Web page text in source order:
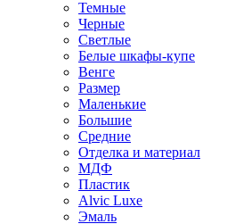
Темные
Черные
Светлые
Белые шкафы-купе
Венге
Размер
Маленькие
Большие
Средние
Отделка и материал
МДФ
Пластик
Alvic Luxe
Эмаль